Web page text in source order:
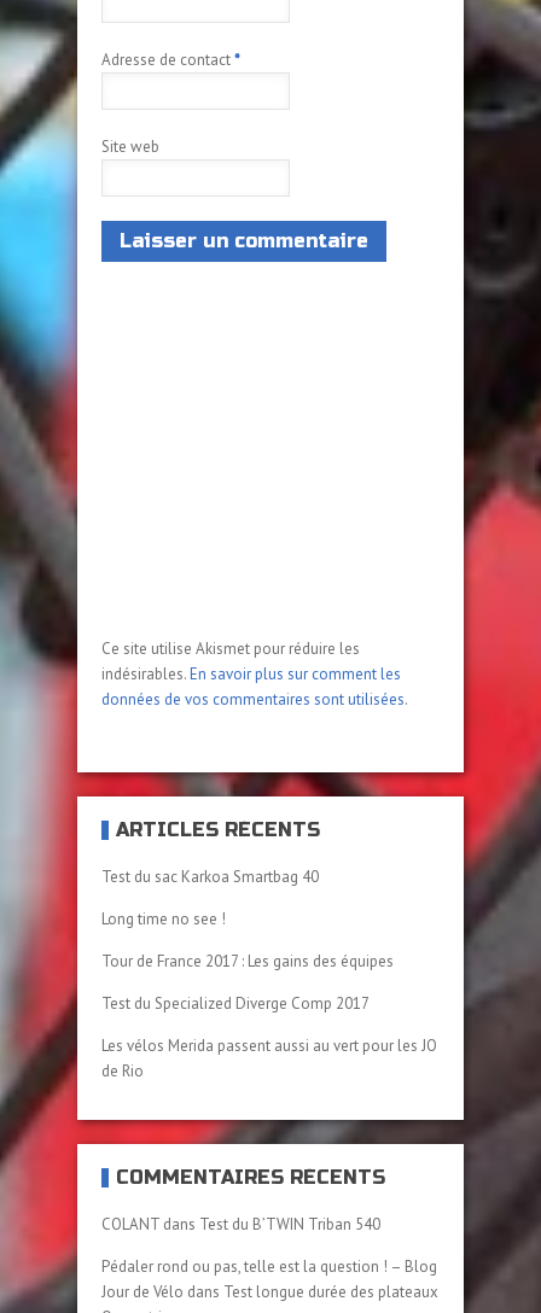
Adresse de contact*
Site web
Ce site utilise Akismet pour réduire les
indésirables.En savoir plus sur comment les
données de vos commentaires sont utilisées.
ARTICLES RÉCENTS
Test du sac Karkoa Smartbag 40
Long time no see !
Tour de France 2017 : Les gains des équipes
Test du Specialized Diverge Comp 2017
Les vélos Merida passent aussi au vert pour les JO
de Rio
COMMENTAIRES RÉCENTS
COLANT dans Test du B’TWIN Triban 540
Pédaler rond ou pas, telle est la question ! – Blog
Jour de Vélo dans Test longue durée des plateaux